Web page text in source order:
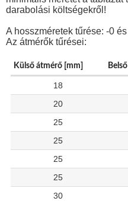
darabolási költségekről!
A hosszméretek tűrése: -0
Az átmérők tűrései:
Külső átmérő [mm]
18
20
25
25
25
25
30